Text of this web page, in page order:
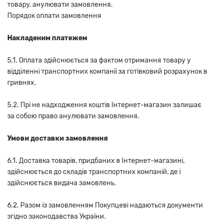
товару, анулювати замовлення.
Порядок оплати замовлення
Накладеним платежем
5.1. Оплата здійснюється за фактом отримання товару у
відділенні транспортних компанії за готівковий розрахунок в
гривнях.
5.2. Прі не надходження коштів Інтернет-магазин залишає
за собою право анулювати замовлення.
Умови доставки замовлення
6.1. Доставка товарів, придбаних в Інтернет-магазині,
здійснюється до складів транспортних компаній, де і
здійснюється видача замовлень.
6.2. Разом із замовленням Покупцеві надаються документи
згідно законодавства України.